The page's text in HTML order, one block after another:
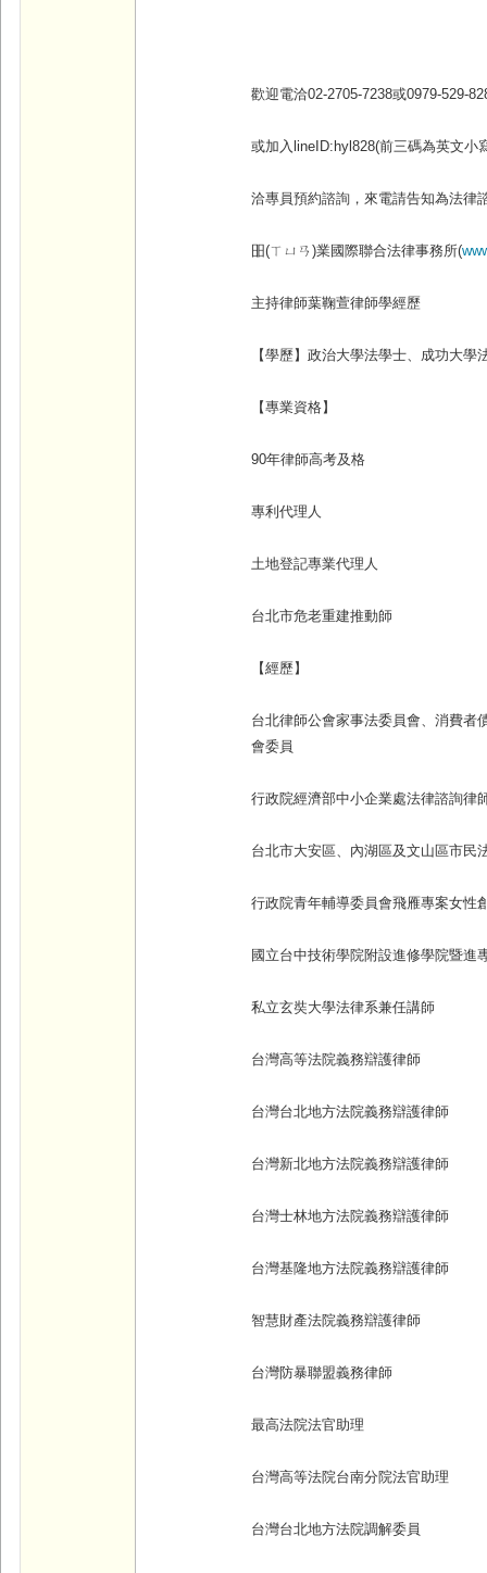
歡迎電洽02-2705-7238或0979-529-
或加入lineID:hyl828(前三碼為英文小
洽專員預約諮詢，來電請告知為法律
昍(ㄒㄩㄢ)業國際聯合法律事務所(
主持律師葉鞠萱律師學經歷
【學歷】政治大學法學士、成功大學
【專業資格】
90年律師高考及格
專利代理人
土地登記專業代理人
台北市危老重建推動師
【經歷】
台北律師公會家事法委員會、消費者
會委員
行政院經濟部中小企業處法律諮詢律
台北市大安區、內湖區及文山區市民
行政院青年輔導委員會飛雁專案女性
國立台中技術學院附設進修學院暨進
私立玄奘大學法律系兼任講師
台灣高等法院義務辯護律師
台灣台北地方法院義務辯護律師
台灣新北地方法院義務辯護律師
台灣士林地方法院義務辯護律師
台灣基隆地方法院義務辯護律師
智慧財產法院義務辯護律師
台灣防暴聯盟義務律師
最高法院法官助理
台灣高等法院台南分院法官助理
台灣台北地方法院調解委員